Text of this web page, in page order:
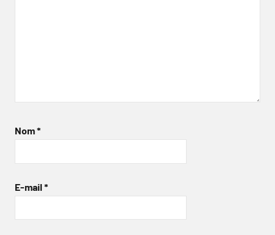
Nom*
E-mail *